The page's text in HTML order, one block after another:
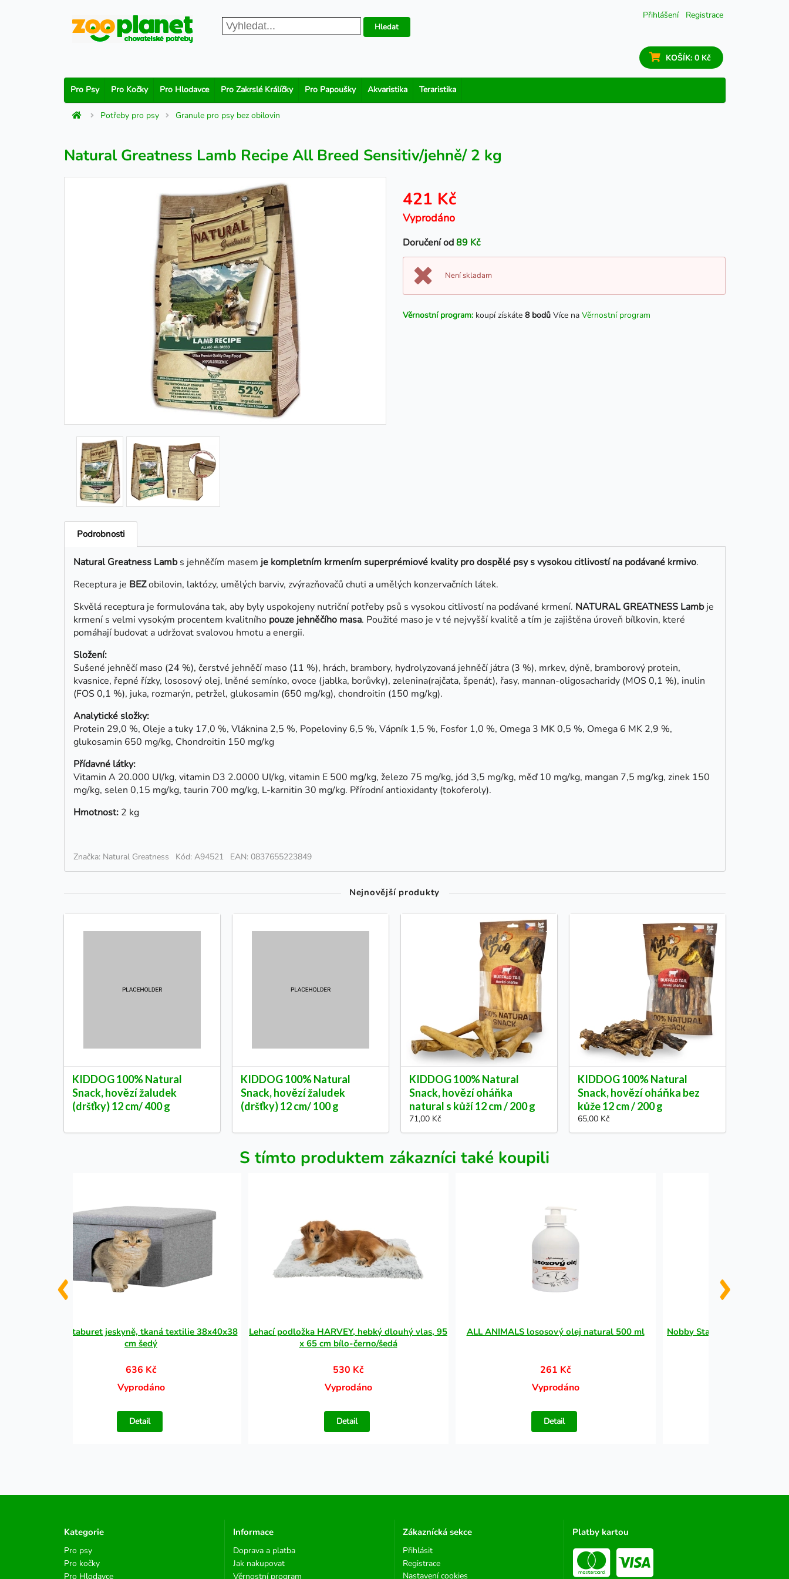
Přihlášení Registrace
Hledat
KOŠÍK: 0 Kč
Pro Psy Pro Kočky Pro Hlodavce Pro Zakrslé Králíčky Pro Papoušky Akvaristika Teraristika
Potřeby pro psy Granule pro psy bez obilovin
Natural Greatness Lamb Recipe All Breed Sensitiv/jehně/ 2 kg
421 Kč
Vyprodáno
Doručení od89 Kč
Není skladam
Věrnostní program: koupí získáte 8 bodů Více na Věrnostní program
Podrobnosti
Natural Greatness Lambs jehněčím masem je kompletním krmením superprémiové kvality pro dospělé psy s vysokou citlivostí na podávané krmivo.
Receptura je BEZobilovin, laktózy, umělých barviv, zvýrazňovačů chuti a umělých konzervačních látek.
Skvělá receptura je formulována tak, aby byly uspokojeny nutriční potřeby psů s vysokou citlivostí na podávané krmení. NATURAL GREATNESS Lambje
krmení s velmi vysokým procentem kvalitního pouze jehněčího masa. Použité maso je v té nejvyšší kvalitě a tím je zajištěna úroveň bílkovin, které
pomáhají budovat a udržovat svalovou hmotu a energii.
Složení:
Sušené jehněčí maso (24 %), čerstvé jehněčí maso (11 %), hrách, brambory, hydrolyzovaná jehněčí játra (3 %), mrkev, dýně, bramborový protein,
kvasnice, řepné řízky, lososový olej, lněné semínko, ovoce (jablka, borůvky), zelenina(rajčata, špenát), řasy, mannan-oligosacharidy (MOS 0,1 %), inulin
(FOS 0,1 %), juka, rozmarýn, petržel, glukosamin (650 mg/kg), chondroitin (150 mg/kg).
Analytické složky:
Protein 29,0 %, Oleje a tuky 17,0 %, Vláknina 2,5 %, Popeloviny 6,5 %, Vápník 1,5 %, Fosfor 1,0 %, Omega 3 MK 0,5 %, Omega 6 MK 2,9 %,
glukosamin 650 mg/kg, Chondroitin 150 mg/kg
Přídavné látky:
Vitamin A 20.000 UI/kg, vitamin D3 2.0000 UI/kg, vitamin E 500 mg/kg, železo 75 mg/kg, jód 3,5 mg/kg, měď 10 mg/kg, mangan 7,5 mg/kg, zinek 150
mg/kg, selen 0,15 mg/kg, taurin 700 mg/kg, L-karnitin 30 mg/kg. Přírodní antioxidanty (tokoferoly).
Hmotnost:2 kg
Značka: Natural Greatness Kód: A94521 EAN: 0837655223849
Nejnovější produkty
KIDDOG 100% Natural
Snack, hovězí žaludek
(dršťky) 12 cm/ 400 g
KIDDOG 100% Natural
Snack, hovězí žaludek
(dršťky) 12 cm/ 100 g
KIDDOG 100% Natural
Snack, hovězí oháňka
natural s kůží 12 cm / 200 g
71,00 Kč
KIDDOG 100% Natural
Snack, hovězí oháňka bez
kůže 12 cm / 200 g
65,00 Kč
S tímto produktem zákazníci také koupili
ALOIS taburet jeskyně, tkaná textilie 38x40x38
cm šedý
636 Kč
Vyprodáno
Detail
Lehací podložka HARVEY, hebký dlouhý vlas, 95
x 65 cm bílo-černo/šedá
530 Kč
Vyprodáno
Detail
ALL ANIMALS lososový olej natural 500 ml
261 Kč
Vyprodáno
Detail
Nobby StarSnack Sticks
Kategorie
Pro psy
Pro kočky
Pro Hlodavce
Informace
Doprava a platba
Jak nakupovat
Věrnostní program
Zákaznícká sekce
Přihlásit
Registrace
Nastavení cookies
Platby kartou